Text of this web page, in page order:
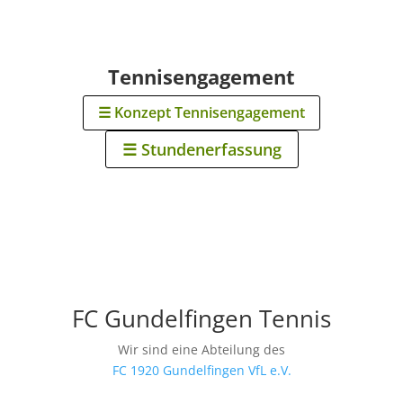
Tennisengagement
☰ Konzept Tennisengagement
☰ Stundenerfassung
FC Gundelfingen Tennis
Wir sind eine Abteilung des
FC 1920 Gundelfingen VfL e.V.